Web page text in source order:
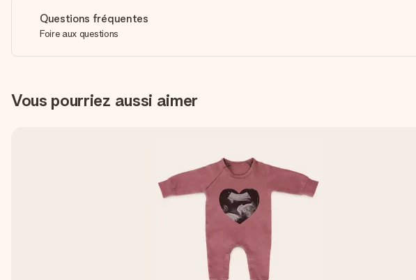
Questions fréquentes
Foire aux questions
Vous pourriez aussi aimer